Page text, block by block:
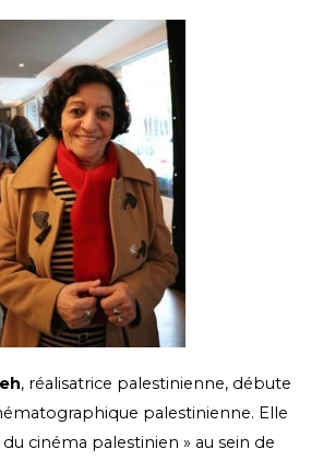
, réalisatrice palestinienne, débute
palestinienne. Elle
cinéma palestinien » au sein de